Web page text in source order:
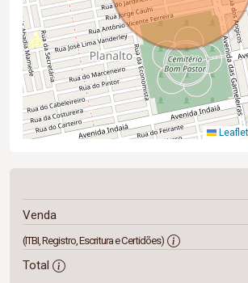
Leaflet
Venda
(ITBI, Registro, Escritura e Certidões)
Total